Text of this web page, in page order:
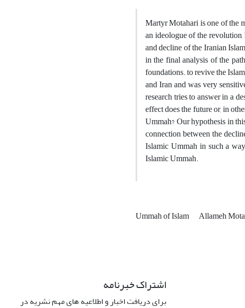
Martyr Motahari is one of the
an ideologue of the
and decline of the Iranian
in the final analysis of the
foundations. to revive the
and Iran and was very
research tries to answer in a
effect does the future or, in
Ummah? Our hypothesis in
connection between the
Islamic Ummah in such a
Islamic Ummah.
Ummah of Islam Allameh
اشتراک خبرنامه
برای دریافت اخبار و اطلاعیه های مهم نشریه در